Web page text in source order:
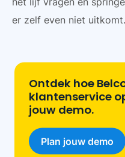
er zelf even niet uitkomt.
Ontdek hoe
klantenservice
jouw demo.
Plan jouw demo